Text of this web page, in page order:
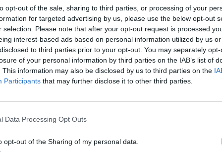
opt-out of the sale, sharing to third parties, or processing of your
for targeted advertising by us, please use the below opt-out
selection. Please note that after your opt-out request is processed
interest-based ads based on personal information utilized by us
to third parties prior to your opt-out. You may separately
of your personal information by third parties on the IAB’s list of
This information may also be disclosed by us to third parties on the
Participants that may further disclose it to other third parties.
Data Processing Opt Outs
opt-out of the Sharing of my personal data.
descarbonización. Díaz (AEE) ha pedido
al mismo tiempo que ha situado
sector “la judicialización y la gestión de la
ha incidido en impulsar elautoconsumo,
más grandes que llegan a superar los 100
del riesgo de que los precios negativos de
que podría generar “desincentivos que
de la transición”. Eso sí, ha insistido en
para “tener estabilidades de precios”,